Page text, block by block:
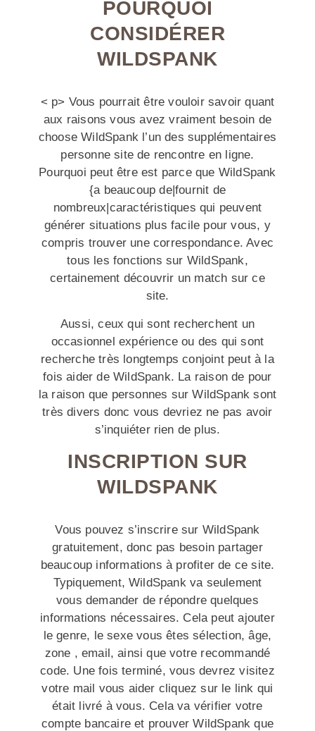
POURQUOI
CONSIDÉRER
WILDSPANK
< p> Vous pourrait être vouloir savoir quant
aux raisons vous avez vraiment besoin de
choose WildSpank l’un des supplémentaires
personne site de rencontre en ligne.
Pourquoi peut être est parce que WildSpank
{a beaucoup de|fournit de
nombreux|caractéristiques qui peuvent
générer situations plus facile pour vous, y
compris trouver une correspondance. Avec
tous les fonctions sur WildSpank,
certainement découvrir un match sur ce
site.
Aussi, ceux qui sont recherchent un
occasionnel expérience ou des qui sont
recherche très longtemps conjoint peut à la
fois aider de WildSpank. La raison de pour
la raison que personnes sur WildSpank sont
très divers donc vous devriez ne pas avoir
s’inquiéter rien de plus.
INSCRIPTION SUR
WILDSPANK
Vous pouvez s’inscrire sur WildSpank
gratuitement, donc pas besoin partager
beaucoup informations à profiter de ce site.
Typiquement, WildSpank va seulement
vous demander de répondre quelques
informations nécessaires. Cela peut ajouter
le genre, le sexe vous êtes sélection, âge,
zone , email, ainsi que votre recommandé
code. Une fois terminé, vous devrez visitez
votre mail vous aider cliquez sur le link qui
était livré à vous. Cela va vérifier votre
compte bancaire et prouver WildSpank que